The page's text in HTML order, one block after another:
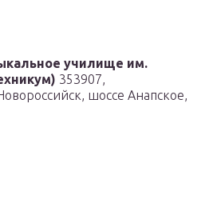
училище им.
353907,
шоссе Анапское,